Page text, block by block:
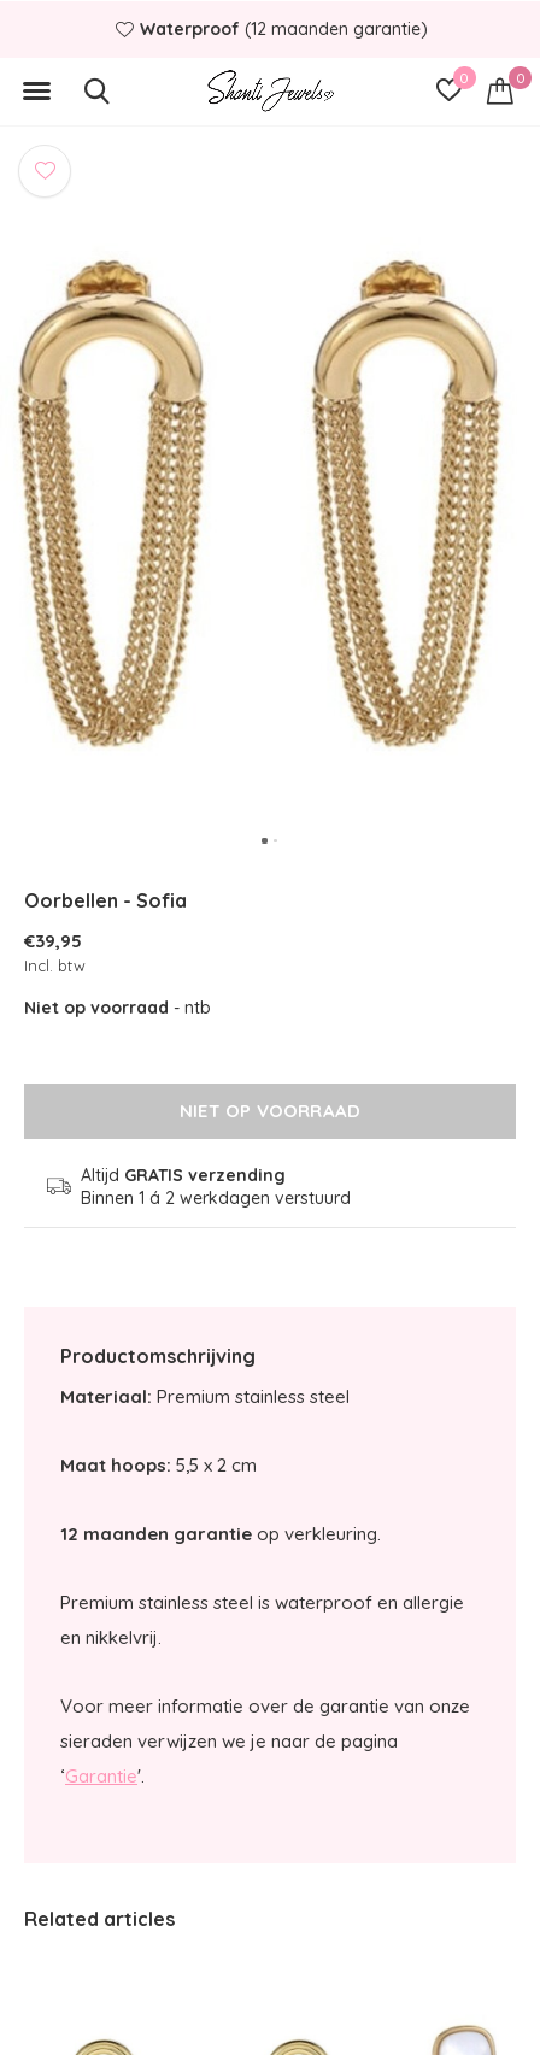
0 0
Waterproof (12 maanden garantie)
Oorbellen - Sofia
€39,95
Incl. btw
Niet op voorraad - ntb
NIET OP VOORRAAD
Altijd GRATIS verzending
Binnen 1 á 2 werkdagen verstuurd
Productomschrijving
Materiaal: Premium stainless steel
Maat hoops: 5,5 x 2 cm
12 maanden garantie op verkleuring.
Premium stainless steel is waterproof en allergie
en nikkelvrij.
Voor meer informatie over de garantie van onze
sieraden verwijzen we je naar de pagina
‘Garantie'.
Related articles